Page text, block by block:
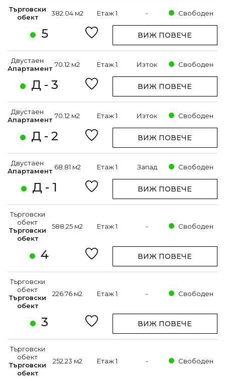
5
Търговски
обект
382.04 м2 Етаж 1 - Свободен
ВИЖ ПОВЕЧЕ
Д - 3
Двустаен
Апартамент 70.12 м2 Етаж 1 Изток Свободен
ВИЖ ПОВЕЧЕ
Д - 2
Двустаен
Апартамент 70.12 м2 Етаж 1 Изток Свободен
ВИЖ ПОВЕЧЕ
Д - 1
Двустаен
Апартамент 68.81 м2 Етаж 1 Запад Свободен
ВИЖ ПОВЕЧЕ
4
Търговски
обект
Търговски
обект
588.25 м2 Етаж 1 - Свободен
ВИЖ ПОВЕЧЕ
3
Търговски
обект
Търговски
обект
226.76 м2 Етаж 1 - Свободен
ВИЖ ПОВЕЧЕ
Търговски
обект
Търговски
обект
252.23 м2 Етаж 1 - Свободен